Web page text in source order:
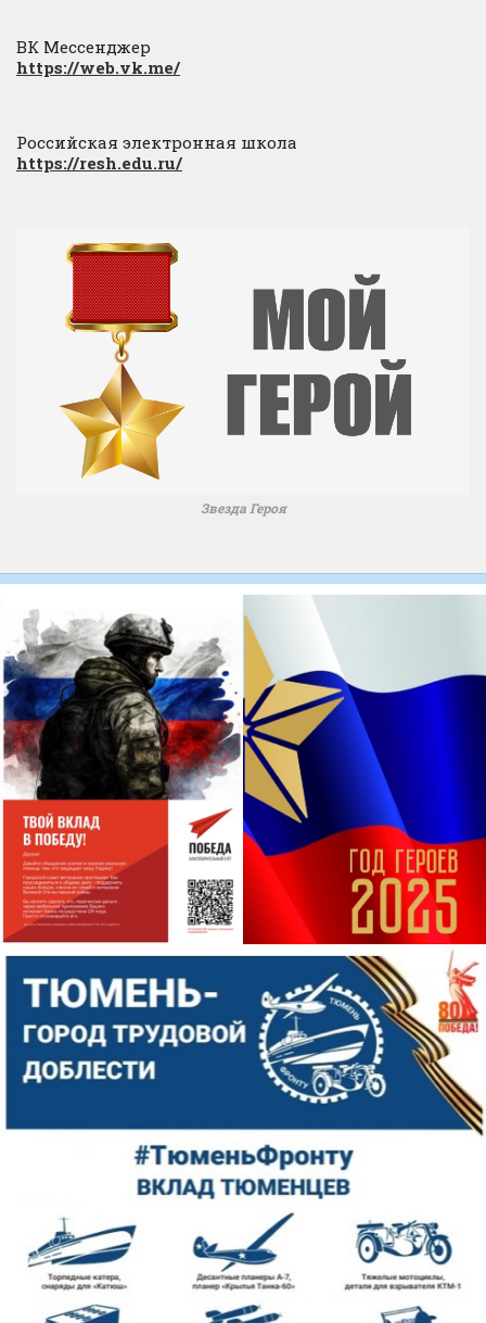
ВК Мессенджер
https://web.vk.me/
Российская электронная школа
https://resh.edu.ru/
Звезда Героя